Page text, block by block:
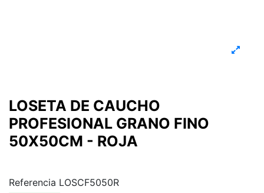
LOSETA DE CAUCHO
PROFESIONAL GRANO FINO
50X50CM - ROJA
Referencia LOSCF5050R